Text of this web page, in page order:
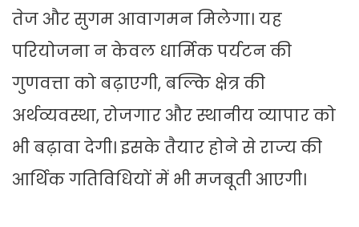
तेज और सुगम आवागमन मिलेगा। यह
परियोजना न केवल धार्मिक पर्यटन की
गुणवत्ता को बढ़ाएगी, बल्कि क्षेत्र की
अर्थव्यवस्था, रोजगार और स्थानीय व्यापार को
भी बढ़ावा देगी। इसके तैयार होने से राज्य की
आर्थिक गतिविधियों में भी मजबूती आएगी।